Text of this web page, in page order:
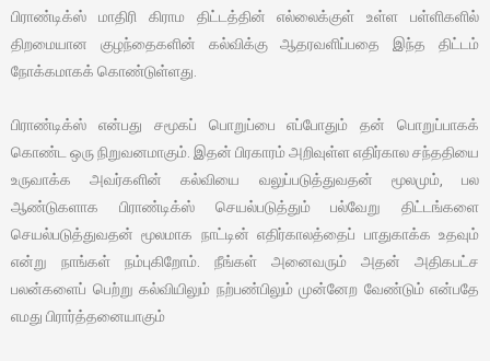
பிராண்டிக்ஸ் மாதிரி கிராம திட்டத்தின் எல்லைக்குள் உள்ள பள்ளிகளில்
திறமையான குழந்தைகளின் கல்விக்கு ஆதரவளிப்பதை இந்த திட்டம்
நோக்கமாகக் கொண்டுள்ளது.
பிராண்டிக்ஸ் என்பது சமூகப் பொறுப்பை எப்போதும் தன் பொறுப்பாகக்
கொண்ட ஒரு நிறுவனமாகும். இதன் பிரகாரம் அறிவுள்ள எதிர்கால சந்ததியை
உருவாக்க அவர்களின் கல்வியை வலுப்படுத்துவதன் மூலமும், பல
ஆண்டுகளாக பிராண்டிக்ஸ் செயல்படுத்தும் பல்வேறு திட்டங்களை
செயல்படுத்துவதன் மூலமாக நாட்டின் எதிர்காலத்தைப் பாதுகாக்க உதவும்
என்று நாங்கள் நம்புகிறோம். நீங்கள் அனைவரும் அதன் அதிகபட்ச
பலன்களைப் பெற்று கல்வியிலும் நற்பண்பிலும் முன்னேற வேண்டும் என்பதே
எமது பிரார்த்தனையாகும்